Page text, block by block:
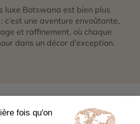
luxe Botswana est bien plus
c’est une aventure envoûtante,
et raffinement, où chaque
dans un décor d’exception.
Expert